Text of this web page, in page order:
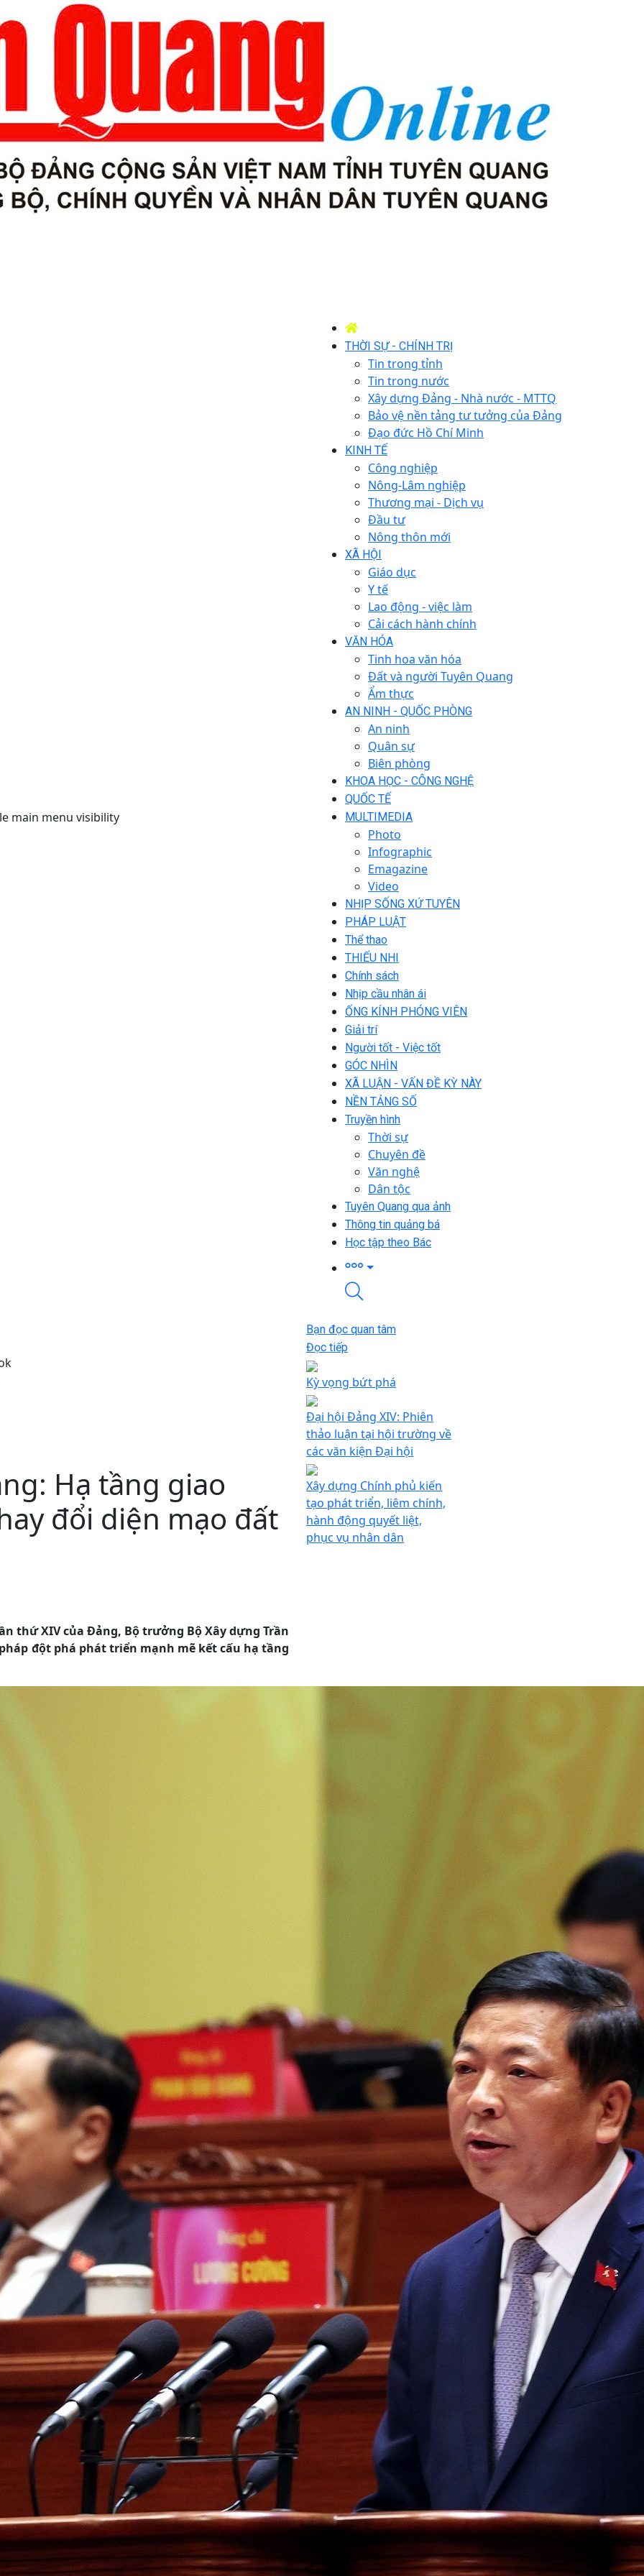
main menu visibility
THỜI SỰ - CHÍNH TRỊ
Tin trong tỉnh
Tin trong nước
Xây dựng Đảng - Nhà nước - MTTQ
Bảo vệ nền tảng tư tưởng của Đảng
Đạo đức Hồ Chí Minh
KINH TẾ
Công nghiệp
Nông-Lâm nghiệp
Thương mại - Dịch vụ
Đầu tư
Nông thôn mới
XÃ HỘI
Giáo dục
Y tế
Lao động - việc làm
Cải cách hành chính
VĂN HÓA
Tinh hoa văn hóa
Đất và người Tuyên Quang
Ẩm thực
AN NINH - QUỐC PHÒNG
An ninh
Quân sự
Biên phòng
KHOA HỌC - CÔNG NGHỆ
QUỐC TẾ
MULTIMEDIA
Photo
Infographic
Emagazine
Video
NHỊP SỐNG XỨ TUYÊN
PHÁP LUẬT
Thể thao
THIẾU NHI
Chính sách
Nhịp cầu nhân ái
ỐNG KÍNH PHÓNG VIÊN
Giải trí
Người tốt - Việc tốt
GÓC NHÌN
XÃ LUẬN - VẤN ĐỀ KỲ NÀY
NỀN TẢNG SỐ
Truyền hình
Thời sự
Chuyên đề
Văn nghệ
Dân tộc
Tuyên Quang qua ảnh
Thông tin quảng bá
Học tập theo Bác
Hạ tầng giao
đổi diện mạo đất
thứ XIV của Đảng, Bộ trưởng Bộ Xây dựng Trần
đột phá phát triển mạnh mẽ kết cấu hạ tầng
Bạn đọc quan tâm
Đọc tiếp
Kỳ vọng bứt phá
Đại hội Đảng XIV: Phiên
thảo luận tại hội trường về
các văn kiện Đại hội
Xây dựng Chính phủ kiến
tạo phát triển, liêm chính,
hành động quyết liệt,
phục vụ nhân dân